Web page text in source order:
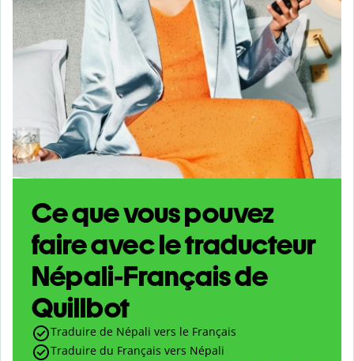
Ce que vous pouvez
faire avec le traducteur
Népali-Français de
Quillbot
Traduire de Népali vers le Français
Traduire du Français vers Népali